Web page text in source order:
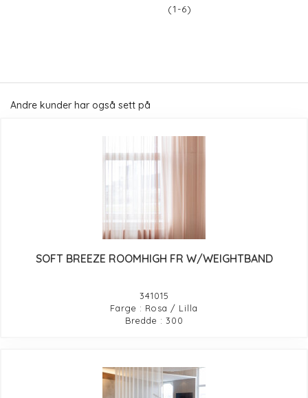
(1-6)
Andre kunder har også sett på
SOFT BREEZE ROOMHIGH FR W/WEIGHTBAND
341015
Farge : Rosa / Lilla
Bredde : 300